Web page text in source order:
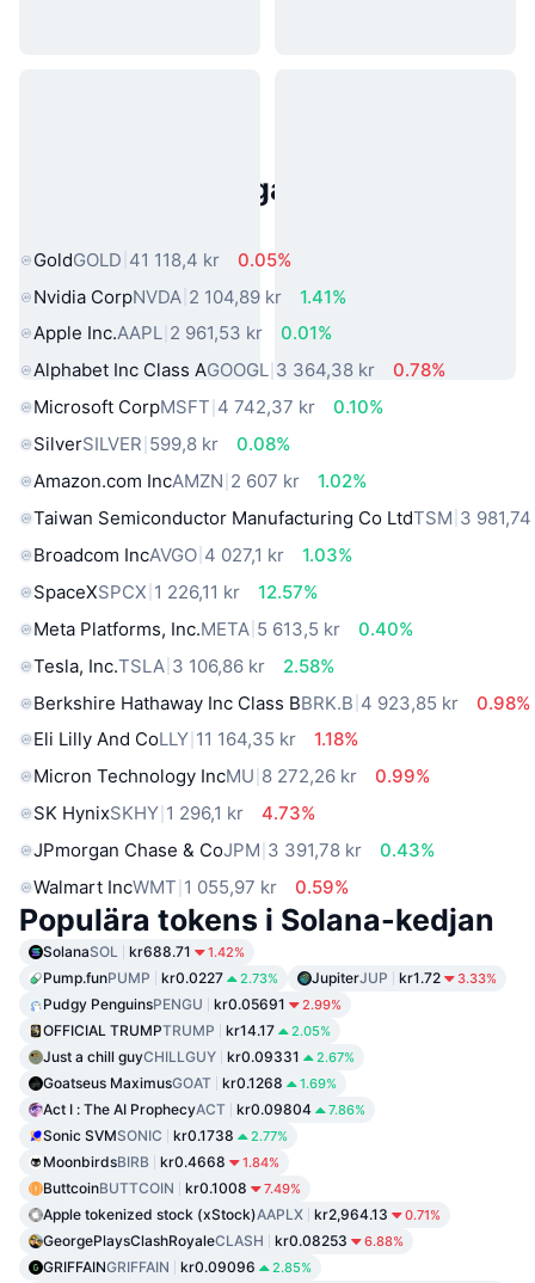
Populära tillgångar från den
GoldGOLD 41 118,4 kr
0.05%
Nvidia CorpNVDA 2 104,89 kr
1.41%
Apple Inc.AAPL 2 961,53 kr
0.01%
Alphabet Inc Class AGOOGL 3 364,38 kr
0.78%
Microsoft CorpMSFT 4 742,37 kr
0.10%
SilverSILVER 599,8 kr
0.08%
Amazon.com IncAMZN 2 607 kr
1.02%
Taiwan Semiconductor Manufacturing Co LtdTSM 3
Broadcom IncAVGO 4 027,1 kr
1.03%
SpaceXSPCX 1 226,11 kr
12.57%
Meta Platforms, Inc.META 5 613,5 kr
0.40%
Tesla, Inc.TSLA 3 106,86 kr
2.58%
Berkshire Hathaway Inc Class BBRK.B 4 923,85 kr
0.98%
Eli Lilly And CoLLY 11 164,35 kr
1.18%
Micron Technology IncMU 8 272,26 kr
0.99%
SK HynixSKHY 1 296,1 kr
4.73%
JPmorgan Chase & CoJPM 3 391,78 kr
0.43%
Walmart IncWMT 1 055,97 kr 0.59%
Populära tokens i Solana-kedjan
SolanaSOL kr688.71 1.42%
Pump.funPUMP kr0.0227 2.73% JupiterJUP kr1.72 3.33%
Pudgy PenguinsPENGU kr0.05691 2.99%
OFFICIAL TRUMPTRUMP kr14.17 2.05%
Just a chill guyCHILLGUY kr0.09331 2.67%
Goatseus MaximusGOAT kr0.1268 1.69%
Act I : The AI ProphecyACT kr0.09804 7.86%
Sonic SVMSONIC kr0.1738 2.77%
MoonbirdsBIRB kr0.4668 1.84%
ButtcoinBUTTCOIN kr0.1008 7.49%
Apple tokenized stock (xStock)AAPLX kr2,964.13 0.71%
GeorgePlaysClashRoyaleCLASH kr0.08253 6.88%
GRIFFAINGRIFFAIN kr0.09096 2.85%